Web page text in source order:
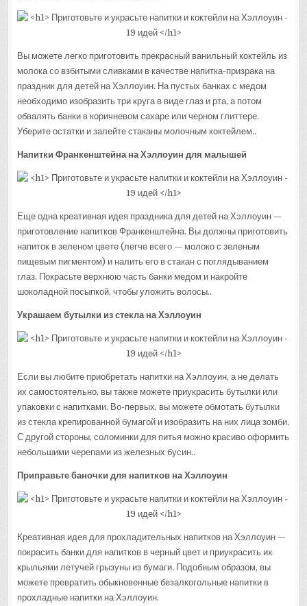
Вы можете легко приготовить прекрасный ванильный коктейль из
молока со взбитыми сливками в качестве напитка-призрака на
праздник для детей на Хэллоуин. На пустых банках с медом
необходимо изобразить три круга в виде глаз и рта, а потом
обвалять банки в коричневом сахаре или черном глиттере.
Уберите остатки и залейте стаканы молочным коктейлем..
Напитки Франкенштейна на Хэллоуин для малышей
Еще одна креативная идея праздника для детей на Хэллоуин —
приготовление напитков Франкенштейна. Вы должны приготовить
напиток в зеленом цвете (легче всего — молоко с зеленым
пищевым пигментом) и налить его в стакан с поглядыванием
глаз. Покрасьте верхнюю часть банки медом и накройте
шоколадной посыпкой, чтобы уложить волосы..
Украшаем бутылки из стекла на Хэллоуин
Если вы любите приобретать напитки на Хэллоуин, а не делать
их самостоятельно, вы также можете приукрасить бутылки или
упаковки с напитками. Во-первых, вы можете обмотать бутылки
из стекла крепированной бумагой и изобразить на них лица зомби.
С другой стороны, соломинки для питья можно красиво оформить
небольшими черепами из железных бусин..
Приправьте баночки для напитков на Хэллоуин
Креативная идея для прохладительных напитков на Хэллоуин —
покрасить банки для напитков в черный цвет и приукрасить их
крыльями летучей грызуны из бумаги. Подобным образом, вы
можете превратить обыкновенные безалкогольные напитки в
прохладные напитки на Хэллоуин.